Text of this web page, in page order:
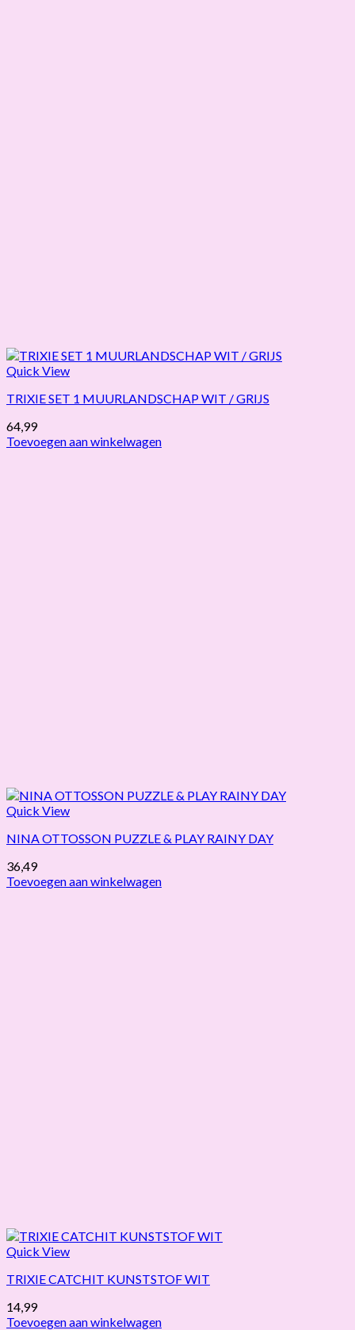
Quick View
TRIXIE SET 1 MUURLANDSCHAP WIT / GRIJS
64,99
Toevoegen aan winkelwagen
Quick View
NINA OTTOSSON PUZZLE & PLAY RAINY DAY
36,49
Toevoegen aan winkelwagen
Quick View
TRIXIE CATCHIT KUNSTSTOF WIT
14,99
Toevoegen aan winkelwagen